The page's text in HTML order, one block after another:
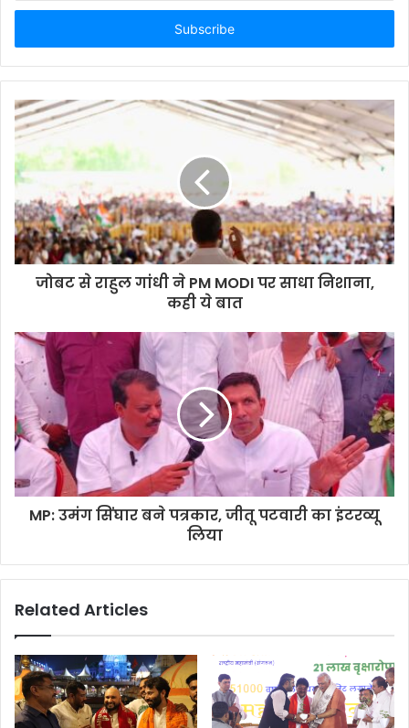
Email
जोबट से राहुल गांधी ने PM MODI पर साधा निशाना,
कही ये बात
MP: उमंग सिंघार बने पत्रकार, जीतू पटवारी का इंटरव्यू
लिया
Related Articles